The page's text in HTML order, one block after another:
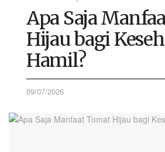
Apa Saja
Hijau bagi
Hamil?
09/07/2026